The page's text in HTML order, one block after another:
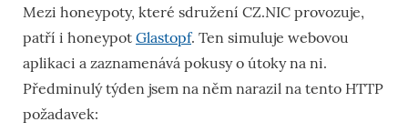
Mezi honeypoty, které sdružení CZ.NIC provozuje,
patří i honeypot Glastopf. Ten simuluje webovou
aplikaci a zaznamenává pokusy o útoky na ni.
Předminulý týden jsem na něm narazil na tento HTTP
požadavek: